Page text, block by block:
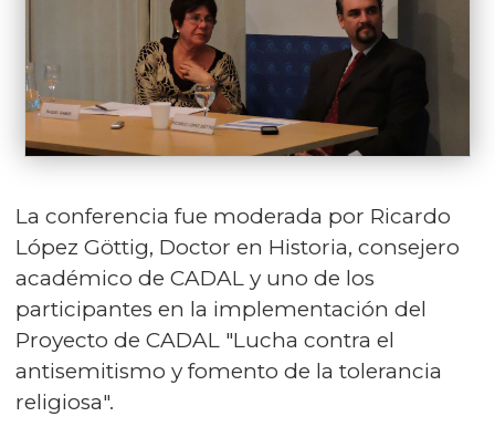
La conferencia fue moderada por Ricardo
López Göttig, Doctor en Historia, consejero
académico de CADAL y uno de los
participantes en la implementación del
Proyecto de CADAL "Lucha contra el
antisemitismo y fomento de la tolerancia
religiosa".